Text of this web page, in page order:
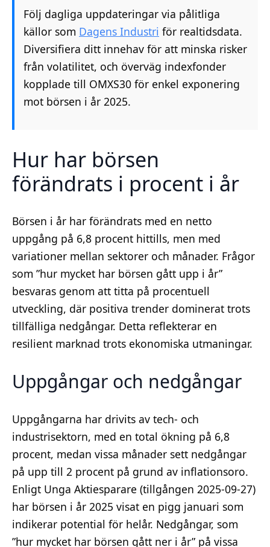
Följ dagliga uppdateringar via pålitliga
källor som Dagens Industri för realtidsdata.
Diversifiera ditt innehav för att minska risker
från volatilitet, och överväg indexfonder
kopplade till OMXS30 för enkel exponering
mot börsen i år 2025.
Hur har börsen
förändrats i procent i år
Börsen i år har förändrats med en netto
uppgång på 6,8 procent hittills, men med
variationer mellan sektorer och månader. Frågor
som ”hur mycket har börsen gått upp i år”
besvaras genom att titta på procentuell
utveckling, där positiva trender dominerat trots
tillfälliga nedgångar. Detta reflekterar en
resilient marknad trots ekonomiska utmaningar.
Uppgångar och nedgångar
Uppgångarna har drivits av tech- och
industrisektorn, med en total ökning på 6,8
procent, medan vissa månader sett nedgångar
på upp till 2 procent på grund av inflationsoro.
Enligt Unga Aktiesparare (tillgången 2025-09-27)
har börsen i år 2025 visat en pigg januari som
indikerar potential för helår. Nedgångar, som
”hur mycket har börsen gått ner i år” på vissa